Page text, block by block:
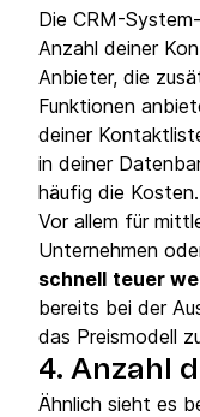
Die CRM-
Anzahl deiner
Anbieter, die
Funktionen
deiner
in deiner
häufig die Kosten.
Vor allem für
Unternehmen
schnell teuer
bereits bei der
das Preismodell
4. Anzahl
Ähnlich sieht es